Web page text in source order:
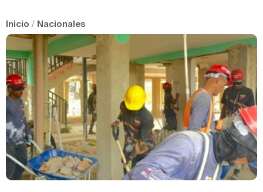
Inicio / Nacionales